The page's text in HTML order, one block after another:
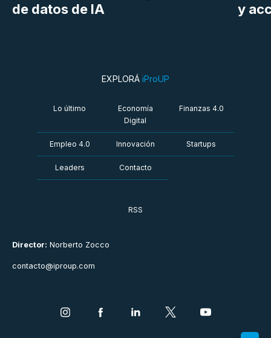
de datos de IA
y
Director: Norberto Zocco
contacto@iproup.com
EXPLORÁ iProUP
Lo último
Economía
Digital
Finanzas 4.0
Empleo 4.0 Innovación Startups
Leaders Contacto
RSS